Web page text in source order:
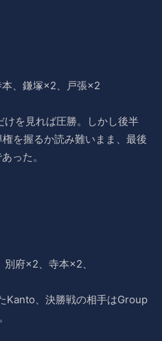
、鎌塚×2、戸張×2
を見れば圧勝。しかし後半
を握るか読み難いまま、最後
った。
府×2、寺本×2、
Kanto、決勝戦の相手はGroup